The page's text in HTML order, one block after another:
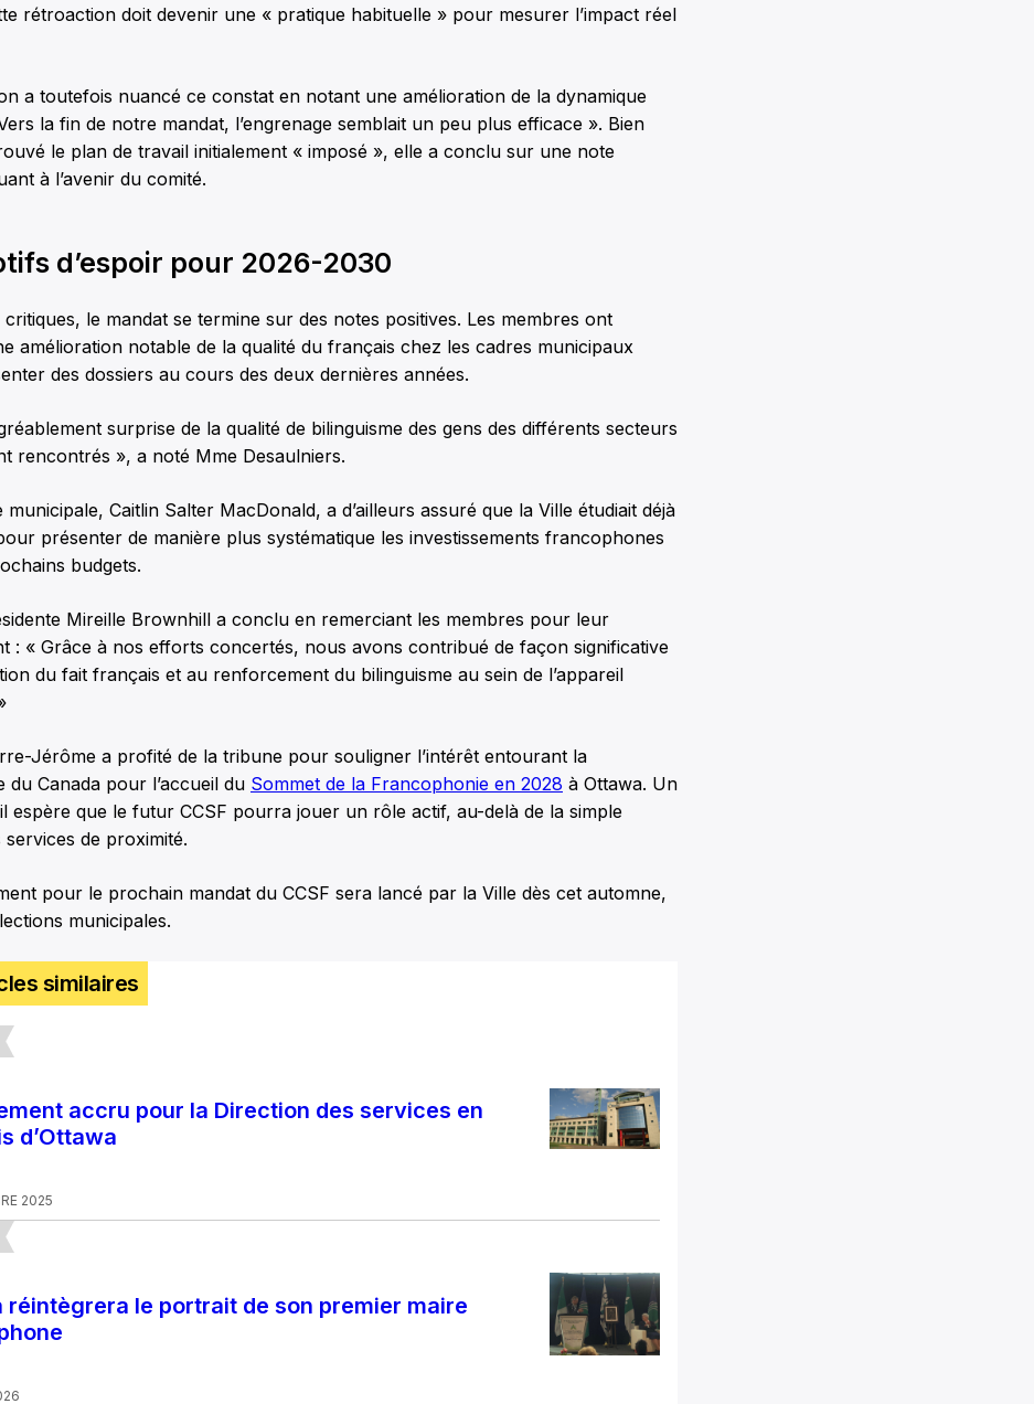
rétroaction doit devenir une « pratique habituelle » pour mesurer l’impact réel
a toutefois nuancé ce constat en notant une amélioration de la dynamique
la fin de notre mandat, l’engrenage semblait un peu plus efficace ». Bien
le plan de travail initialement « imposé », elle a conclu sur une note
à l’avenir du comité.
d’espoir pour 2026-2030
le mandat se termine sur des notes positives. Les membres ont
amélioration notable de la qualité du français chez les cadres municipaux
des dossiers au cours des deux dernières années.
surprise de la qualité de bilinguisme des gens des différents secteurs
rencontrés », a noté Mme Desaulniers.
municipale, Caitlin Salter MacDonald, a d’ailleurs assuré que la Ville étudiait déjà
présenter de manière plus systématique les investissements francophones
budgets.
Mireille Brownhill a conclu en remerciant les membres pour leur
: « Grâce à nos efforts concertés, nous avons contribué de façon significative
du fait français et au renforcement du bilinguisme au sein de l’appareil
Jérôme a profité de la tribune pour souligner l’intérêt entourant la
du Canada pour l’accueil du Sommet de la Francophonie en 2028 à Ottawa. Un
espère que le futur CCSF pourra jouer un rôle actif, au-delà de la simple
services de proximité.
pour le prochain mandat du CCSF sera lancé par la Ville dès cet automne,
municipales.
similaires
accru pour la Direction des services en
d’Ottawa
2025
réintègrera le portrait de son premier maire